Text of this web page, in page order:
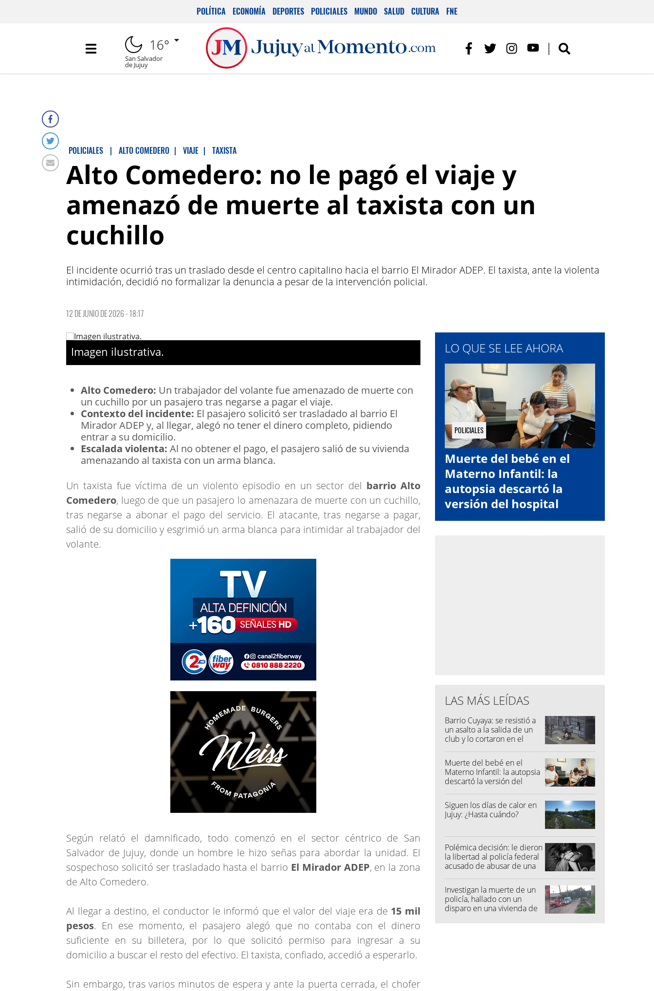
POLÍTICA ECONOMÍA DEPORTES POLICIALES MUNDO SALUD CULTURA FNE
16°
San Salvador
de Jujuy
POLICIALES | ALTO COMEDERO | VIAJE | TAXISTA
Alto Comedero: no le pagó el viaje y
amenazó de muerte al taxista con un
cuchillo
El incidente ocurrió tras un traslado desde el centro capitalino hacia el barrio El Mirador ADEP. El taxista, ante la violenta
intimidación, decidió no formalizar la denuncia a pesar de la intervención policial.
12 DE JUNIO DE 2026 - 18:17
Imagen ilustrativa.
Alto Comedero: Un trabajador del volante fue amenazado de muerte con
un cuchillo por un pasajero tras negarse a pagar el viaje.
Contexto del incidente: El pasajero solicitó ser trasladado al barrio El
Mirador ADEP y, al llegar, alegó no tener el dinero completo, pidiendo
entrar a su domicilio.
Escalada violenta: Al no obtener el pago, el pasajero salió de su vivienda
amenazando al taxista con un arma blanca.
Un taxista fue víctima de un violento episodio en un sector del barrio Alto
Comedero, luego de que un pasajero lo amenazara de muerte con un cuchillo,
tras negarse a abonar el pago del servicio. El atacante, tras negarse a pagar,
salió de su domicilio y esgrimió un arma blanca para intimidar al trabajador del
volante.
Según relató el damnificado, todo comenzó en el sector céntrico de San
Salvador de Jujuy, donde un hombre le hizo señas para abordar la unidad. El
sospechoso solicitó ser trasladado hasta el barrio El Mirador ADEP, en la zona
de Alto Comedero.
Al llegar a destino, el conductor le informó que el valor del viaje era de 15 mil
pesos. En ese momento, el pasajero alegó que no contaba con el dinero
suficiente en su billetera, por lo que solicitó permiso para ingresar a su
domicilio a buscar el resto del efectivo. El taxista, confiado, accedió a esperarlo.
Sin embargo, tras varios minutos de espera y ante la puerta cerrada, el chofer
LO QUE SE LEE AHORA
POLICIALES
Muerte del bebé en el
Materno Infantil: la
autopsia descartó la
versión del hospital
LAS MÁS LEÍDAS
Barrio Cuyaya: se resistió a
un asalto a la salida de un
club y lo cortaron en el
Muerte del bebé en el
Materno Infantil: la autopsia
descartó la versión del
Siguen los días de calor en
Jujuy: ¿Hasta cuándo?
Polémica decisión: le dieron
la libertad al policía federal
acusado de abusar de una
Investigan la muerte de un
policía, hallado con un
disparo en una vivienda de